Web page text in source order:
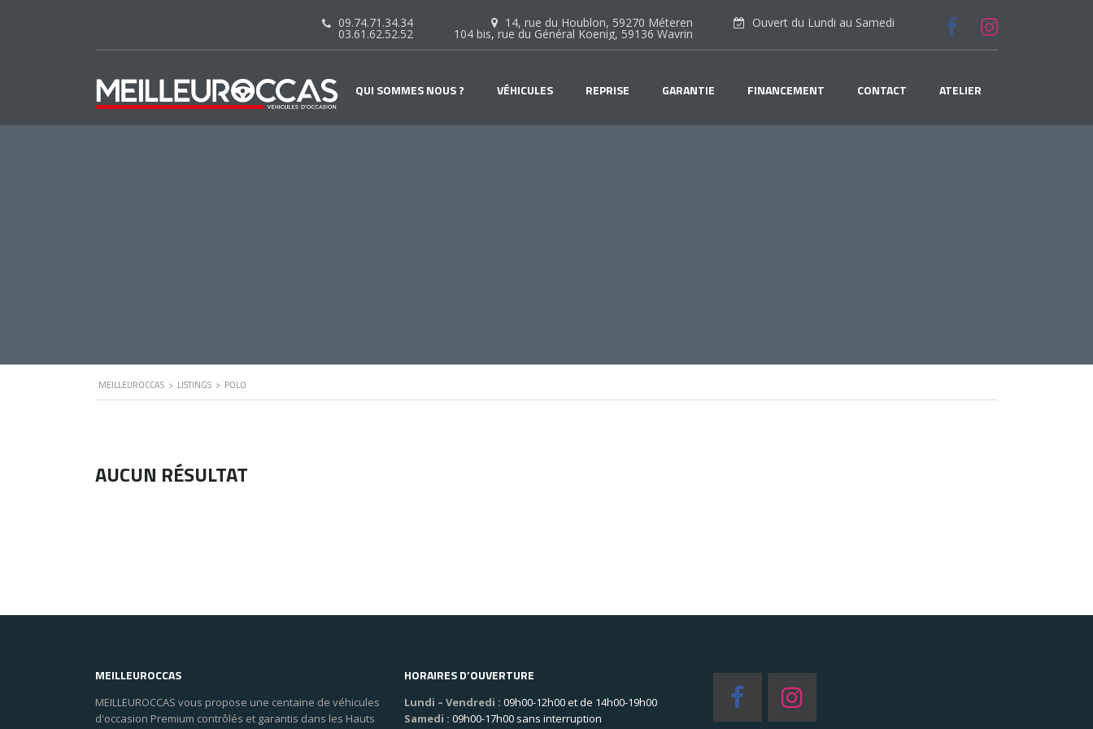
Ouvert du Lundi au Samedi
14, rue du Houblon, 59270 Méteren
104 bis, rue du Général Koenig, 59136 Wavrin
09.74.71.34.34
03.61.62.52.52
QUI SOMMES NOUS ? VÉHICULES REPRISE GARANTIE FINANCEMENT CONTACT ATELIER
MEILLEUROCCAS > LISTINGS > POLO
AUCUN RÉSULTAT
MEILLEUROCCAS
MEILLEUROCCAS vous propose une centaine de véhicules
d'occasion Premium contrôlés et garantis dans les Hauts
HORAIRES D’OUVERTURE
Lundi – Vendredi : 09h00-12h00 et de 14h00-19h00
Samedi : 09h00-17h00 sans interruption